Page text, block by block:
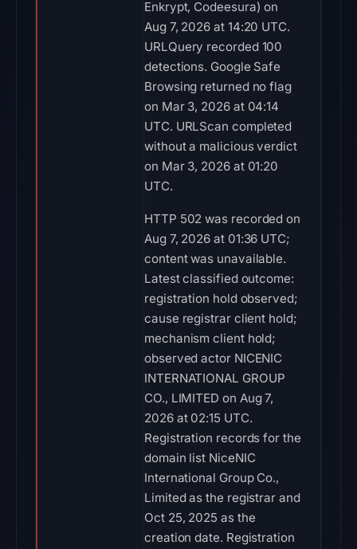
Enkrypt, Codeesura) on
Aug 7, 2026 at 14:20 UTC.
URLQuery recorded 100
detections. Google Safe
Browsing returned no flag
on Mar 3, 2026 at 04:14
UTC. URLScan completed
without a malicious verdict
on Mar 3, 2026 at 01:20
UTC.
HTTP 502 was recorded on
Aug 7, 2026 at 01:36 UTC;
content was unavailable.
Latest classified outcome:
registration hold observed;
cause registrar client hold;
mechanism client hold;
observed actor NICENIC
INTERNATIONAL GROUP
CO., LIMITED on Aug 7,
2026 at 02:15 UTC.
Registration records for the
domain list NiceNIC
International Group Co.,
Limited as the registrar and
Oct 25, 2025 as the
creation date. Registration